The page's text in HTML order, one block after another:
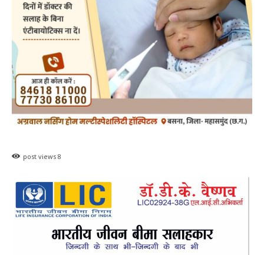
RECENT POSTS
Uncategorized
महासमुंद राष्ट्रीय तंबाकू नियंत्रण कार्यक्रम के तहत
जागरूकता कार्यशाला आयोजित विद्यार्थियों को